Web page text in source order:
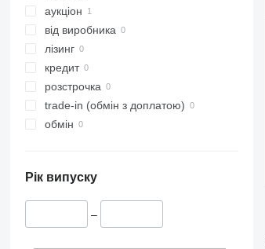
аукціон
від виробника
лізинг
кредит
розстрочка
trade-in (обмін з доплатою)
обмін
Рік випуску
–